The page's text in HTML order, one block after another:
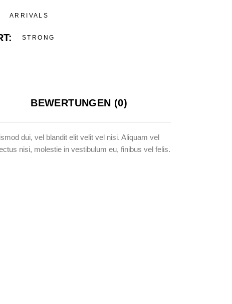
ARRIVALS
STRONG
BEWERTUNGEN (0)
dui, vel blandit elit velit vel nisi. Aliquam vel
nisi, molestie in vestibulum eu, finibus vel felis.